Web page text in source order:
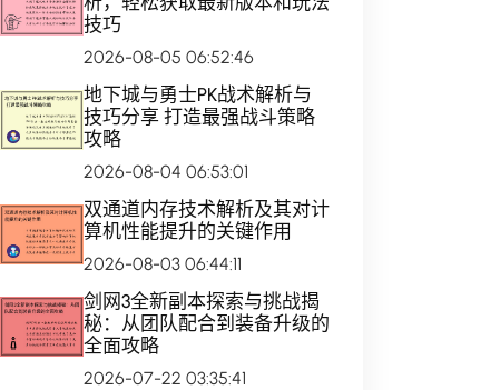
技巧
2026-08-05 06:52:46
地下城与勇士PK战术解析与
技巧分享 打造最强战斗策略
攻略
2026-08-04 06:53:01
双通道内存技术解析及其对计
算机性能提升的关键作用
2026-08-03 06:44:11
剑网3全新副本探索与挑战揭
秘：从团队配合到装备升级的
全面攻略
2026-07-22 03:35:41